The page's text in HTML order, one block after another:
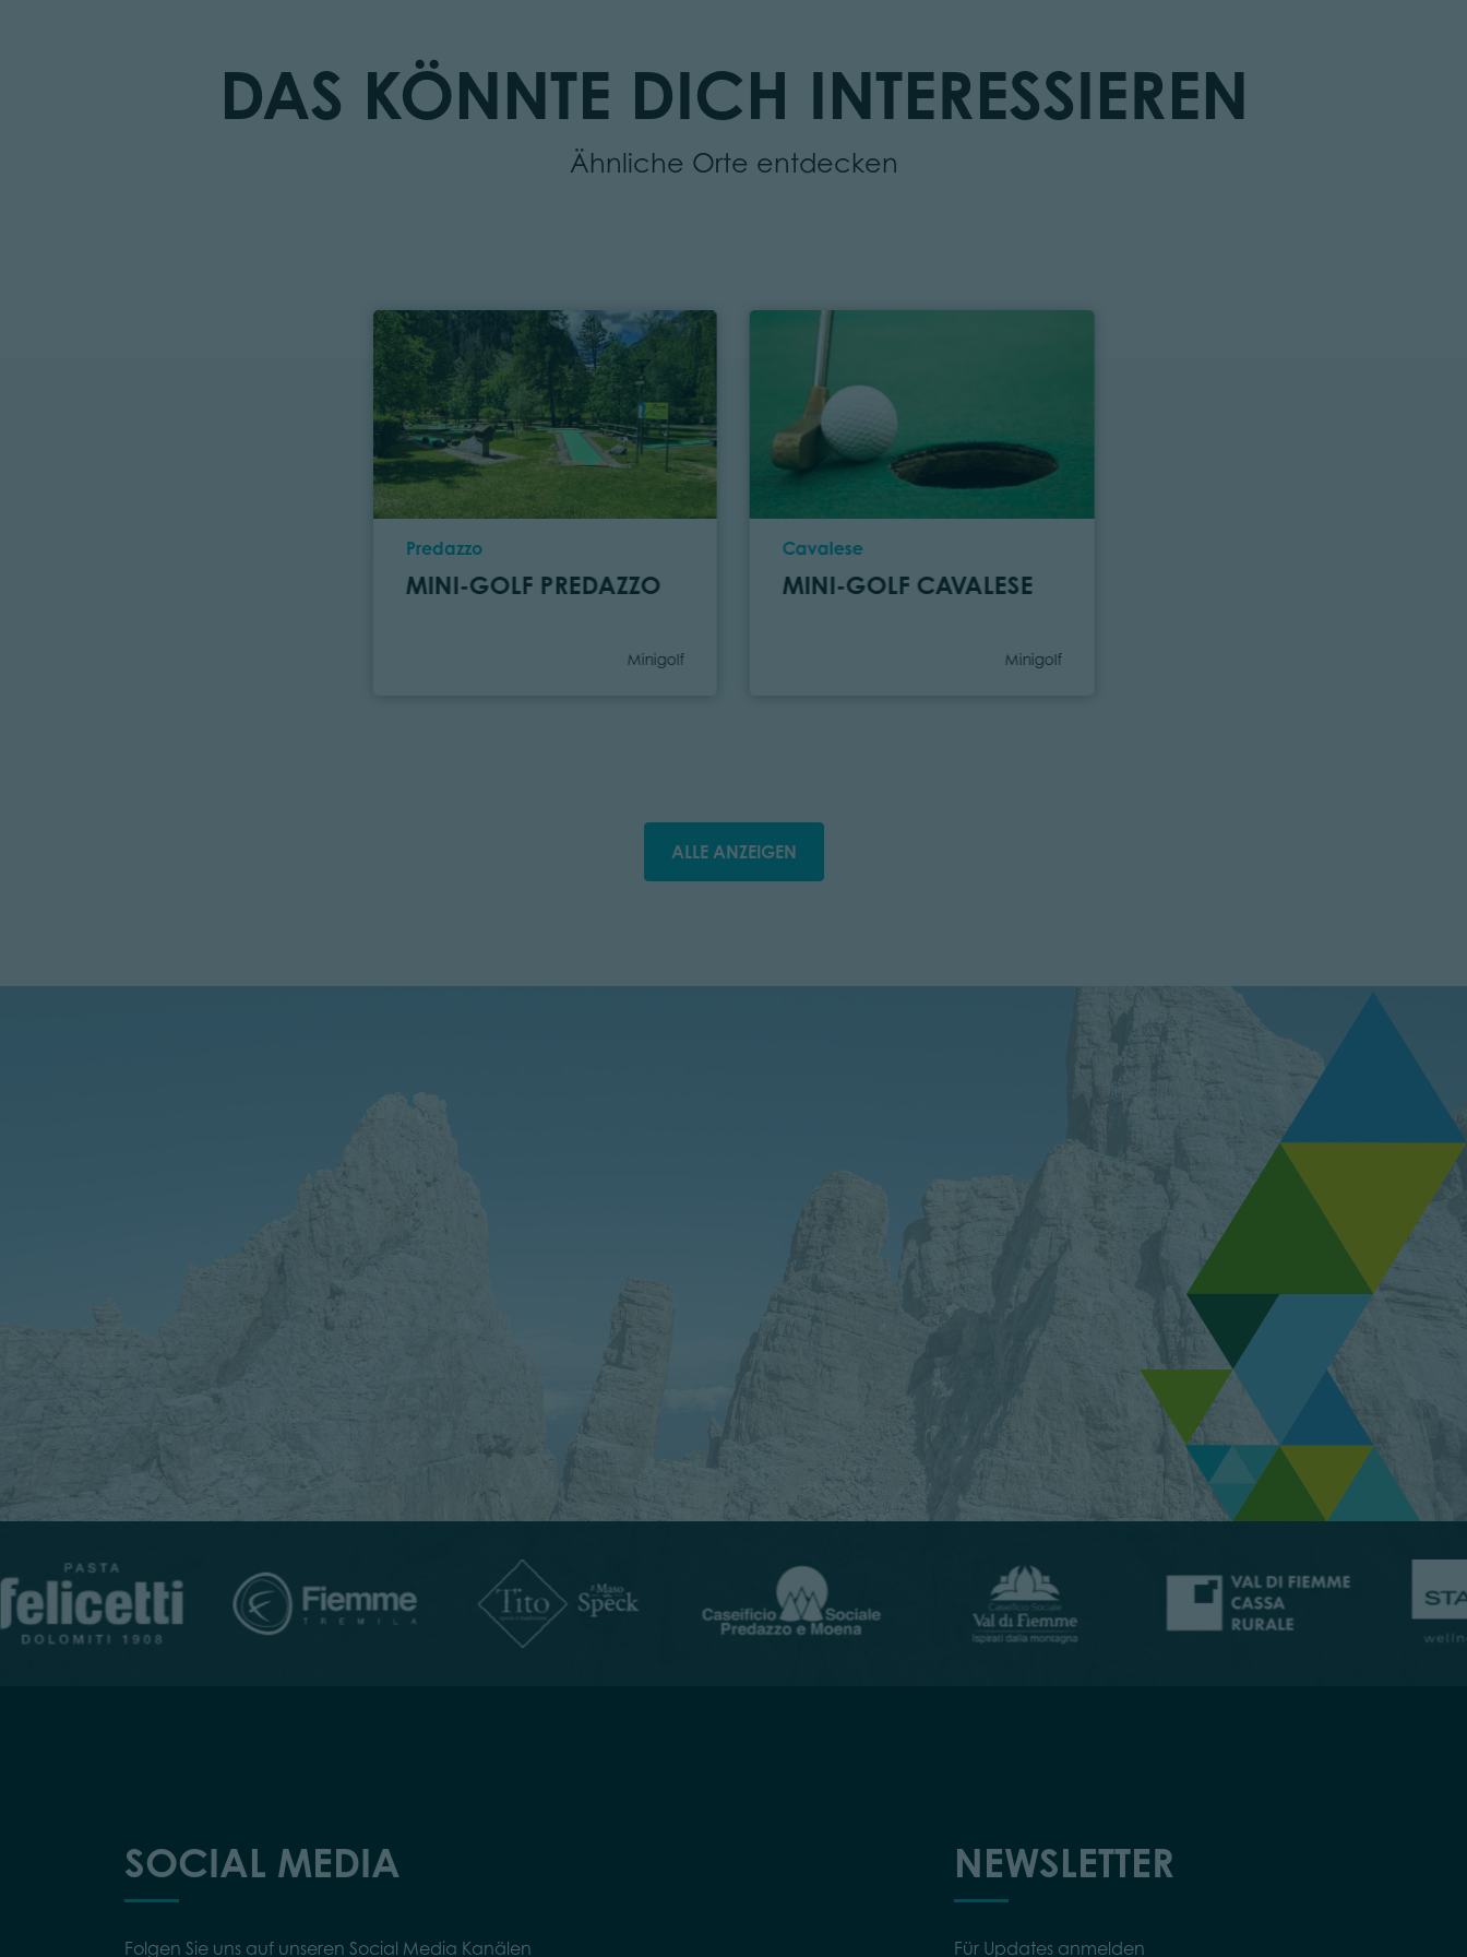
DAS KÖNNTE DICH INTERESSIEREN
Ähnliche Orte entdecken
Ort
Predazzo
MINI-GOLF PREDAZZO
Kategorie
Minigolf
Ort
Cavalese
MINI-GOLF CAVALESE
Kategorie
Minigolf
ALLE ANZEIGEN
SOCIAL MEDIA
Folgen Sie uns auf unseren Social Media Kanälen
NEWSLETTER
Für Updates anmelden